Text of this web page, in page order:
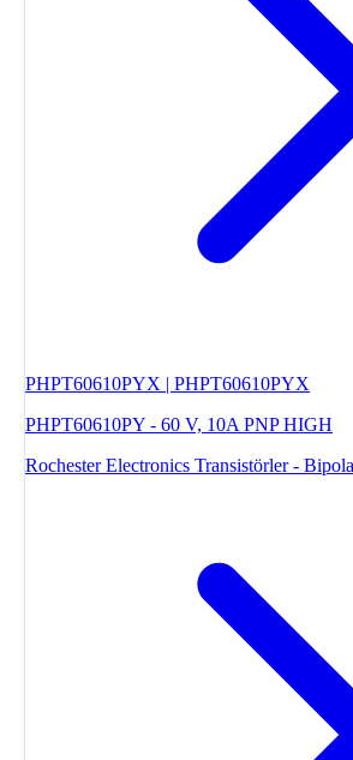
PHPT60610PYX | PHPT60610PYX
PHPT60610PY - 60 V, 10A PNP HIGH
Rochester Electronics Transistörler -